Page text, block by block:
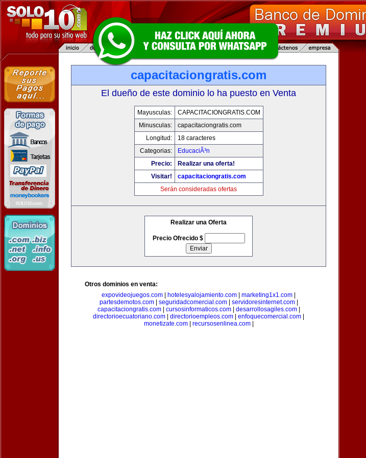
capacitaciongratis.com
El dueño de este dominio lo ha puesto en Venta
Mayusculas:
CAPACITACIONGRATIS.COM
Minusculas:
capacitaciongratis.com
Longitud:
18 caracteres
Categorias:
EducaciÃ³n
Precio:
Realizar una oferta!
Visitar!
capacitaciongratis.com
Serán consideradas ofertas
Realizar una Oferta
Precio Ofrecido $
Otros dominios en venta:
expovideojuegos.com
hotelesyalojamiento.com marketing1x1.com
partesdemotos.com| seguridadcomercial.com| servidoresinternet.com|
capacitaciongratis.com| cursosinformaticos.com| desarrollosagiles.com|
directorioecuatoriano.com
directorioempleos.com enfoquecomercial.com
monetizate.com| recursosenlinea.com|